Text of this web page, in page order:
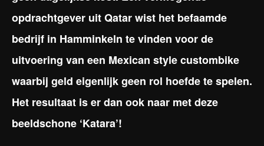
opdrachtgever uit Qatar wist het befaamde
bedrijf in Hamminkeln te vinden voor de
uitvoering van een Mexican style custombike
waarbij geld eigenlijk geen rol hoefde te spelen.
Het resultaat is er dan ook naar met deze
beeldschone ‘Katara’!